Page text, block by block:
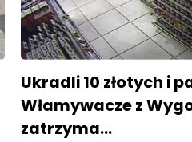
Ukradli 10 złotych i
Włamywacze z
zatrzyma…